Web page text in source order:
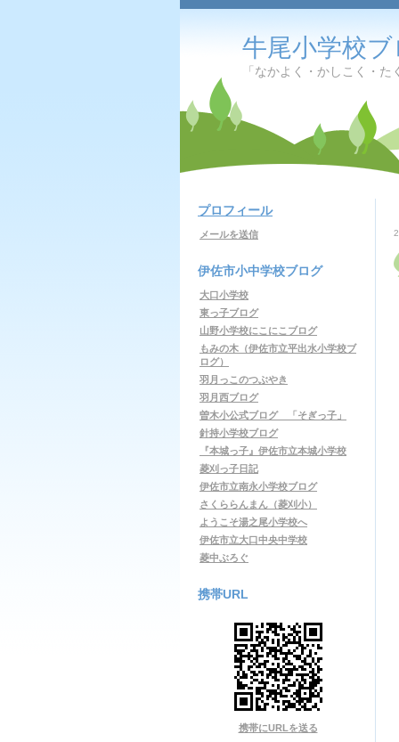
牛尾小学校
「なかよく・かしこく・
プロフィール
メールを送信
伊佐市小中学校ブログ
大口小学校
東っ子ブログ
山野小学校にこにこブログ
もみの木（伊佐市立平出水小学校ブ
ログ）
羽月っこのつぶやき
羽月西ブログ
曽木小公式ブログ 「そぎっ子」
針持小学校ブログ
『本城っ子』伊佐市立本城小学校
菱刈っ子日記
伊佐市立南永小学校ブログ
さくららんまん（菱刈小）
ようこそ湯之尾小学校へ
伊佐市立大口中央中学校
菱中ぶろぐ
携帯URL
携帯にURLを送る